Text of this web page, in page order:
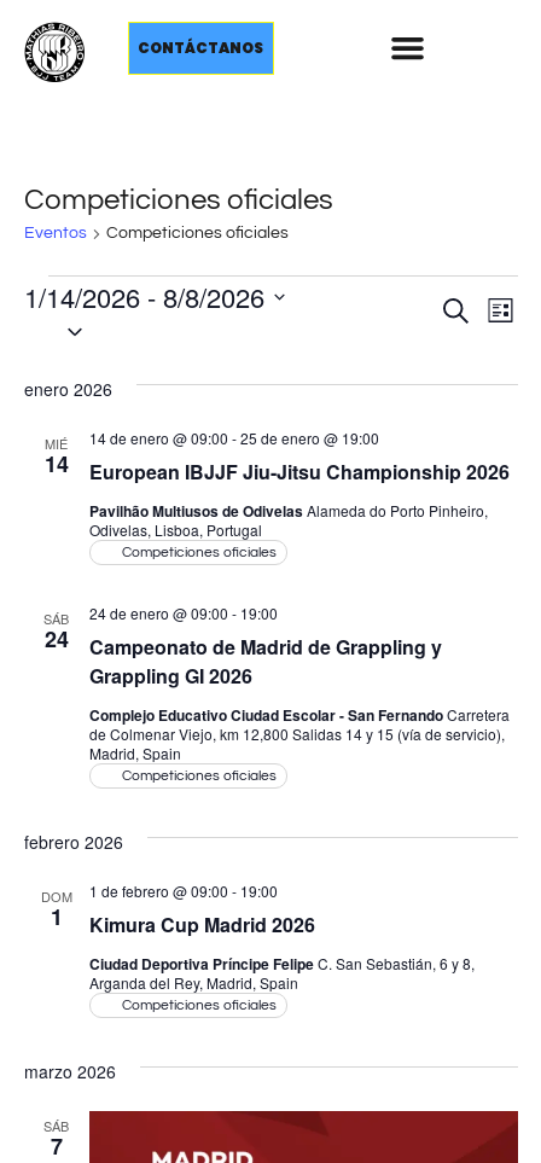
CONTÁCTANOS
Competiciones oficiales
Eventos Competiciones oficiales
y
Buscar
Lista
1/14/2026 - 8/8/2026
Selecciona
enero 2026
MIÉ
14 European IBJJF Jiu-Jitsu Championship 2026
14 de enero @ 09:00 -25 de enero @ 19:00
Pavilhão Multiusos de OdivelasAlameda do Porto Pinheiro,
Odivelas, Lisboa, Portugal
Competiciones oficiales
SÁB
24
Campeonato de Madrid de Grappling y
Grappling GI 2026
24 de enero @ 09:00 - 19:00
Complejo Educativo Ciudad Escolar - San FernandoCarretera
de Colmenar Viejo, km 12,800 Salidas 14 y 15 (vía de servicio),
Madrid, Spain
Competiciones oficiales
febrero 2026
DOM
1 Kimura Cup Madrid 2026
1 de febrero @ 09:00 - 19:00
Ciudad Deportiva Príncipe FelipeC. San Sebastián, 6 y 8,
Arganda del Rey, Madrid, Spain
Competiciones oficiales
marzo 2026
SÁB
7